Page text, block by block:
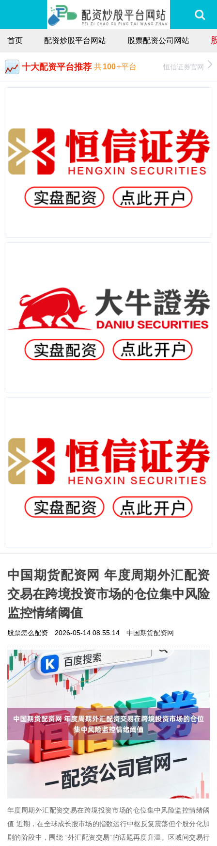
首页 配资炒股平台网站 股票配资公司网站
十大配资平台推荐 共100+平台 恒信证券官网
中国期货配资网 年度周期外汇配资
交易在跨境投资市场的仓位集中风险
监控情绪阈值
股票怎么配资 2026-05-14 08:55:14 中国期货配资网
年度周期外汇配资交易在跨境投资市场的仓位集中风险监控情绪阈
值 近期，在全球成长股市场的指数运行中枢反复震荡但个股分化加
剧的阶段中，围绕 “外汇配资交易”的话题再度升温。区域间交易行